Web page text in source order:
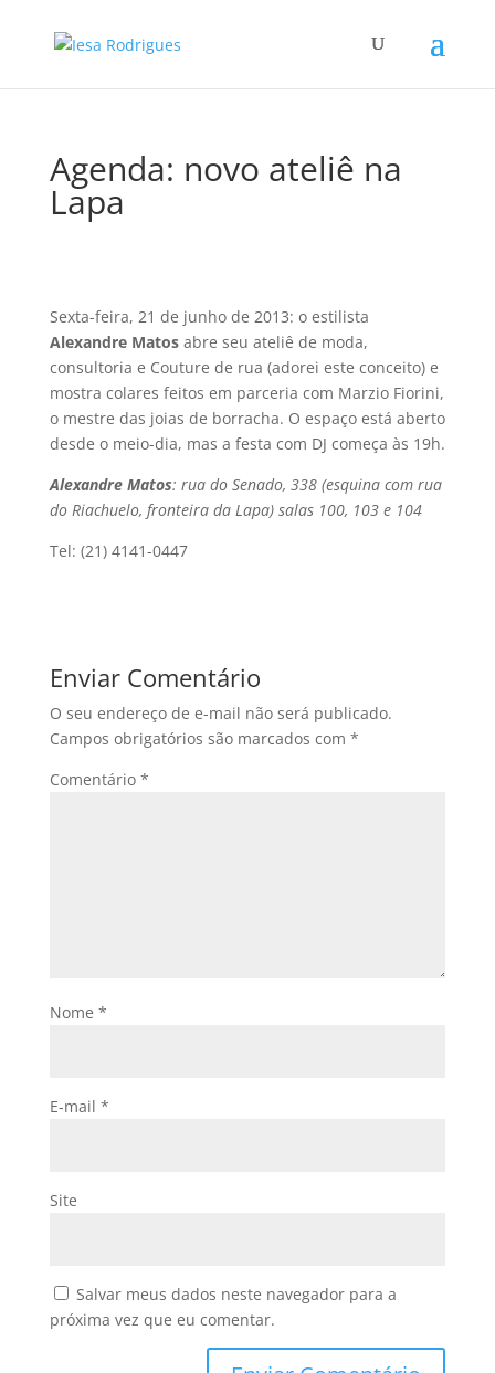
Agenda: novo ateliê na
Lapa
Sexta-feira, 21 de junho de 2013: o estilista
Alexandre Matosabre seu ateliê de moda,
consultoria e Couture de rua (adorei este conceito) e
mostra colares feitos em parceria com Marzio Fiorini,
o mestre das joias de borracha. O espaço está aberto
desde o meio-dia, mas a festa com DJ começa às 19h.
Alexandre Matos: rua do Senado, 338 (esquina com rua
do Riachuelo, fronteira da Lapa) salas 100, 103 e 104
Tel: (21) 4141-0447
Enviar Comentário
O seu endereço de e-mail não será publicado.
Campos obrigatórios são marcados com *
Comentário *
Nome *
E-mail *
Site
Salvar meus dados neste navegador para a
próxima vez que eu comentar.